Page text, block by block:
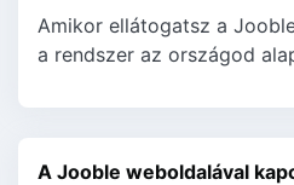
Amikor ellátogatsz a
a rendszer az országod
nyelvedet. Arra ...
A Jooble weboldalával